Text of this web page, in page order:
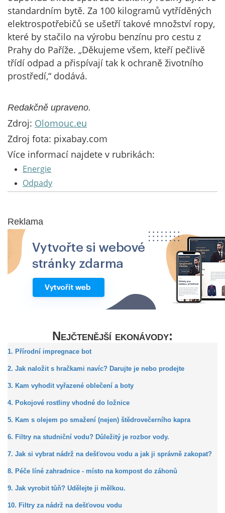
standardním bytě. Za 100 kilogramů vytříděných
elektrospotřebičů se ušetří takové množství ropy,
které by stačilo na výrobu benzínu pro cestu z
Prahy do Paříže. „Děkujeme všem, kteří pečlivě
třídí odpad a přispívají tak k ochraně životního
prostředí,“ dodává.
Redakčně upraveno.
Zdroj: Olomouc.eu
Zdroj fota: pixabay.com
Více informací najdete v rubrikách:
Energie
Odpady
Reklama
Nejčtenější ekonávody:
1. Přírodní impregnace bot
2. Jak naložit s hračkami navíc? Darujte je nebo prodejte
3. Kam vyhodit vyřazené oblečení a boty
4. Pokojové rostliny vhodné do ložnice
5. Kam s olejem po smažení (nejen) štědrovečerního kapra
6. Filtry na studniční vodu? Důležitý je rozbor vody.
7. Jak si vybrat nádrž na dešťovou vodu a jak ji správně zakopat?
8. Péče líné zahradnice - místo na kompost do záhonů
9. Jak vyrobit tůň? Udělejte ji mělkou.
10. Filtry za nádrž na dešťovou vodu